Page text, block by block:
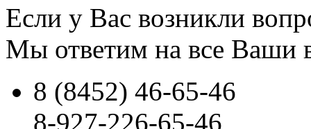
Если у Вас возникли
Мы ответим на все Ваши
8 (8452) 46-65-46
8-927-226-65-46